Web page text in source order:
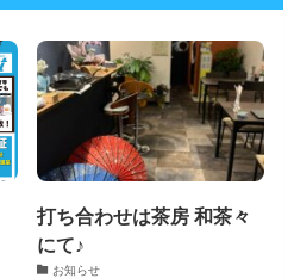
打ち合わせは茶房 和茶々
にて♪
お知らせ